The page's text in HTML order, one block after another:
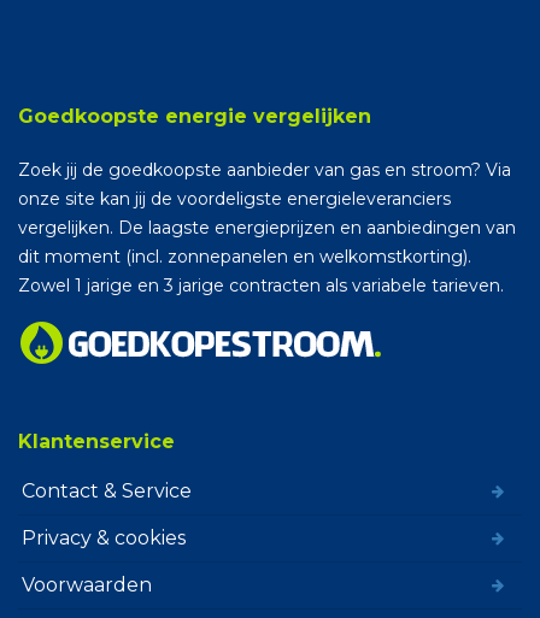
Goedkoopste energie vergelijken
Zoek jij de goedkoopste aanbieder van gas en stroom? Via
onze site kan jij de voordeligste energieleveranciers
vergelijken. De laagste energieprijzen en aanbiedingen van
dit moment (incl. zonnepanelen en welkomstkorting).
Zowel 1 jarige en 3 jarige contracten als variabele tarieven.
Klantenservice
Contact & Service
Privacy & cookies
Voorwaarden